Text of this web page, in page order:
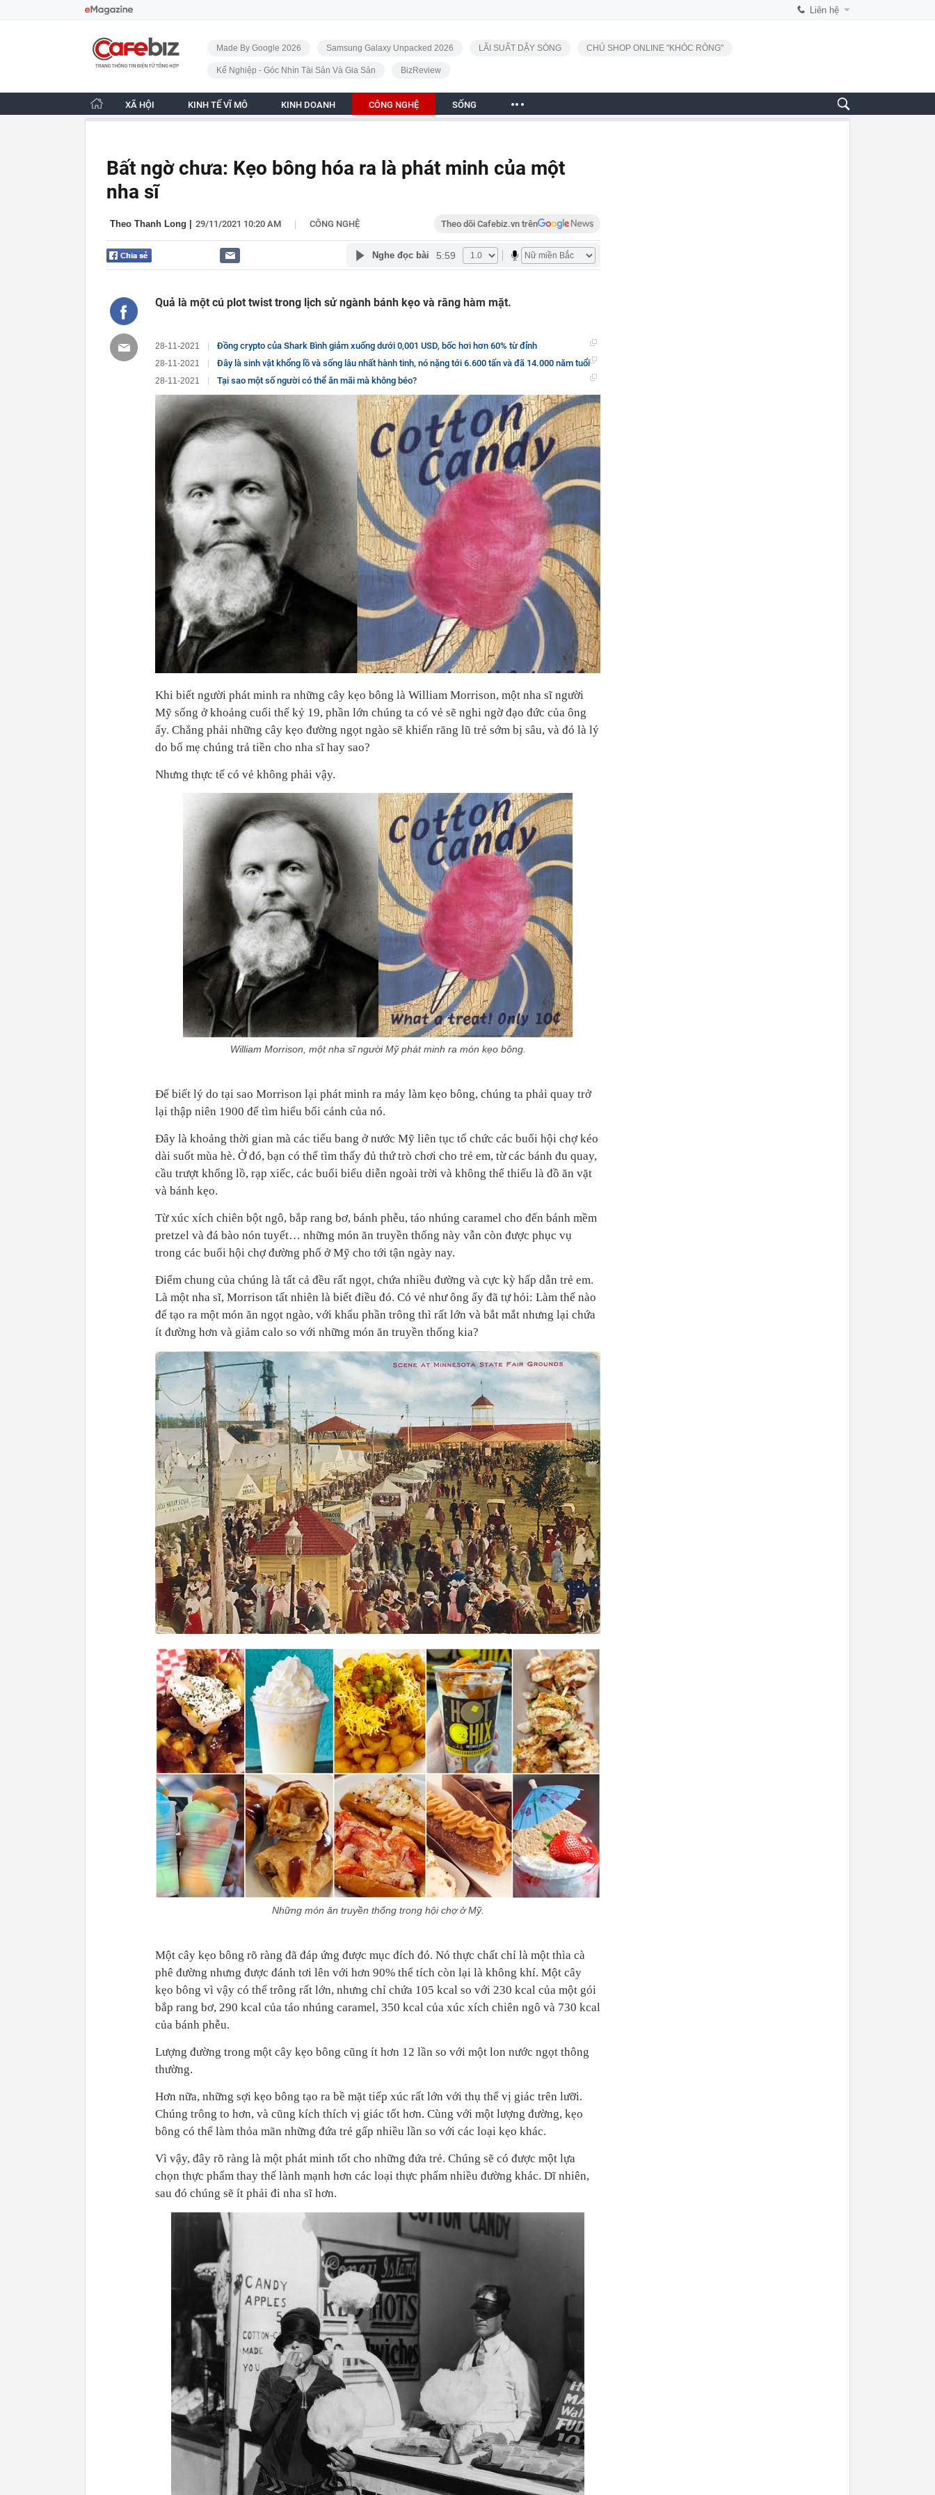
Liên hệ
CafeBiz - Trang chủ
Made By Google 2026 Samsung Galaxy Unpacked 2026 LÃI SUẤT DẬY SÓNG CHỦ SHOP ONLINE "KHÓC RÒNG"
Kế Nghiệp - Góc Nhìn Tài Sản Và Gia Sản BizReview
XÃ HỘI KINH TẾ VĨ MÔ KINH DOANH CÔNG NGHỆ SỐNG
Bất ngờ chưa: Kẹo bông hóa ra là phát minh của một
nha sĩ
Theo Thanh Long 29/11/2021 10:20 AM | CÔNG NGHỆ Theo dõi Cafebiz.vn trên
Nghe đọc bài 5:59
Quả là một cú plot twist trong lịch sử ngành bánh kẹo và răng hàm mặt.
28-11-2021 Đồng crypto của Shark Bình giảm xuống dưới 0,001 USD, bốc hơi hơn 60% từ đỉnh
28-11-2021 Đây là sinh vật khổng lồ và sống lâu nhất hành tinh, nó nặng tới 6.600 tấn và đã 14.000 năm tuổi
28-11-2021 Tại sao một số người có thể ăn mãi mà không béo?
Khi biết người phát minh ra những cây kẹo bông là William Morrison, một nha sĩ người
Mỹ sống ở khoảng cuối thế kỷ 19, phần lớn chúng ta có vẻ sẽ nghi ngờ đạo đức của ông
ấy. Chẳng phải những cây kẹo đường ngọt ngào sẽ khiến răng lũ trẻ sớm bị sâu, và đó là lý
do bố mẹ chúng trả tiền cho nha sĩ hay sao?
Nhưng thực tế có vẻ không phải vậy.
William Morrison, một nha sĩ người Mỹ phát minh ra món kẹo bông.
Để biết lý do tại sao Morrison lại phát minh ra máy làm kẹo bông, chúng ta phải quay trở
lại thập niên 1900 để tìm hiểu bối cảnh của nó.
Đây là khoảng thời gian mà các tiểu bang ở nước Mỹ liên tục tổ chức các buổi hội chợ kéo
dài suốt mùa hè. Ở đó, bạn có thể tìm thấy đủ thứ trò chơi cho trẻ em, từ các bánh đu quay,
cầu trượt khổng lồ, rạp xiếc, các buổi biểu diễn ngoài trời và không thể thiếu là đồ ăn vặt
và bánh kẹo.
Từ xúc xích chiên bột ngô, bắp rang bơ, bánh phễu, táo nhúng caramel cho đến bánh mềm
pretzel và đá bào nón tuyết… những món ăn truyền thống này vẫn còn được phục vụ
trong các buổi hội chợ đường phố ở Mỹ cho tới tận ngày nay.
Điểm chung của chúng là tất cả đều rất ngọt, chứa nhiều đường và cực kỳ hấp dẫn trẻ em.
Là một nha sĩ, Morrison tất nhiên là biết điều đó. Có vẻ như ông ấy đã tự hỏi: Làm thế nào
để tạo ra một món ăn ngọt ngào, với khẩu phần trông thì rất lớn và bắt mắt nhưng lại chứa
ít đường hơn và giảm calo so với những món ăn truyền thống kia?
Những món ăn truyền thống trong hội chợ ở Mỹ.
Một cây kẹo bông rõ ràng đã đáp ứng được mục đích đó. Nó thực chất chỉ là một thìa cà
phê đường nhưng được đánh tơi lên với hơn 90% thể tích còn lại là không khí. Một cây
kẹo bông vì vậy có thể trông rất lớn, nhưng chỉ chứa 105 kcal so với 230 kcal của một gói
bắp rang bơ, 290 kcal của táo nhúng caramel, 350 kcal của xúc xích chiên ngô và 730 kcal
của bánh phễu.
Lượng đường trong một cây kẹo bông cũng ít hơn 12 lần so với một lon nước ngọt thông
thường.
Hơn nữa, những sợi kẹo bông tạo ra bề mặt tiếp xúc rất lớn với thụ thể vị giác trên lưỡi.
Chúng trông to hơn, và cũng kích thích vị giác tốt hơn. Cùng với một lượng đường, kẹo
bông có thể làm thỏa mãn những đứa trẻ gấp nhiều lần so với các loại kẹo khác.
Vì vậy, đây rõ ràng là một phát minh tốt cho những đứa trẻ. Chúng sẽ có được một lựa
chọn thực phẩm thay thế lành mạnh hơn các loại thực phẩm nhiều đường khác. Dĩ nhiên,
sau đó chúng sẽ ít phải đi nha sĩ hơn.